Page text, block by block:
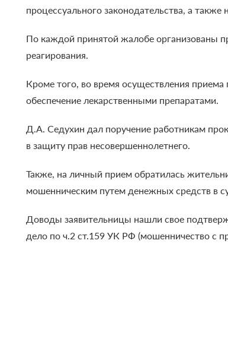
процессуального законодательства, а
По каждой принятой жалобе организованы
реагирования.
Кроме того, во время осуществления
обеспечение лекарственными препаратами.
Д.А. Седухин дал поручение работникам
в защиту прав несовершеннолетнего.
Также, на личный прием обратилась
мошенническим путем денежных средств в
Доводы заявительницы нашли свое
дело по ч.2 ст.159 УК РФ (мошенничество с